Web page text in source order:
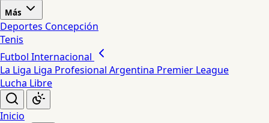
Más
Deportes Concepción
Tenis
Futbol Internacional
La Liga Liga Profesional Argentina Premier League
Lucha Libre
Inicio